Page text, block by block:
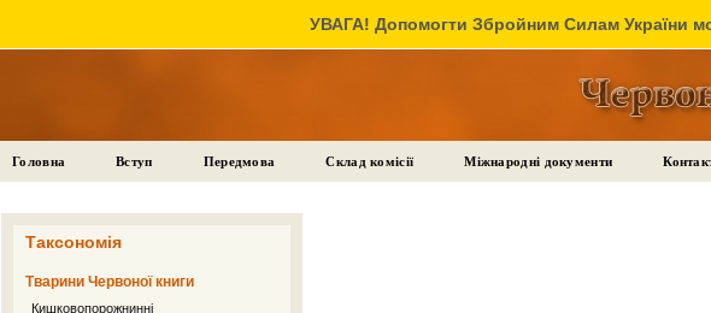
УВАГА! Допомогти Збройним Силам України
Головна Вступ Передмова Склад комісії Міжнародні документи
Таксономія
Тварини Червоної книги
Кишковопорожнинні